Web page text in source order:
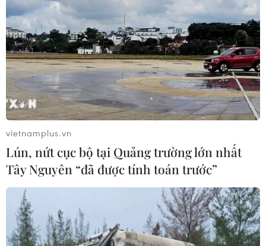
Gắn kết cộng đồng, phát huy vai trò
của cộng đồng người Việt Nam tại
Nhật Bản
22/07/2026 14:44
Lượng kiều hối về Thành phố Hồ Chí
22/07/2026 06:22
Ấm áp nghĩa tình của những cựu
chiến binh Việt Nam tại Đức
22/07/2026 03:14
vietnamplus.vn
Lún, nứt cục bộ tại Quảng trường lớn nhất
Tây Nguyên “đã được tính toán trước”